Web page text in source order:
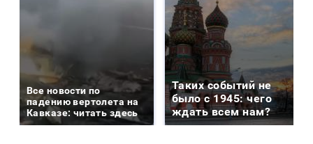
Все новости по
падению вертолета на
Кавказе: читать здесь
Таких событий не
было с 1945: чего
ждать всем нам?